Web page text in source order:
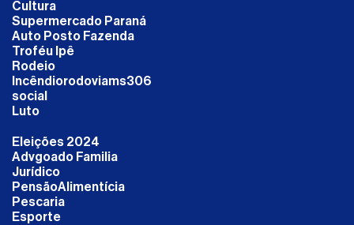
Cultura
Supermercado Paraná
Auto Posto Fazenda
Troféu Ipê
Rodeio
Incêndiorodoviams306
social
Luto
Eleições 2024
Advgoado Familia
Jurídico
PensãoAlimentícia
Pescaria
Esporte